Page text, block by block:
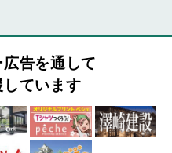
告を通して
ています